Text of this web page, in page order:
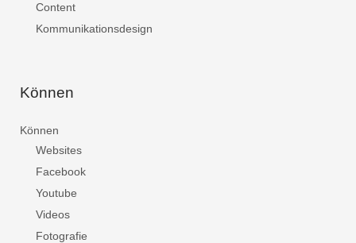
Content
Kommunikationsdesign
Können
Können
Websites
Facebook
Youtube
Videos
Fotografie